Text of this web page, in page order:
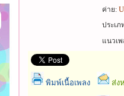
ค่าย:
ประเภ
แนวเพ
พิมพ์เนื้อเพลง ส่ง